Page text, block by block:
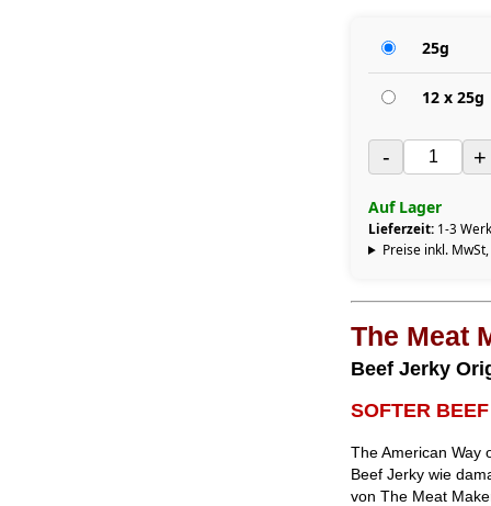
25g
12 x 25g
- +
Auf Lager
Lieferzeit: 1-3
Preise inkl.
The Meat
Beef Jerky
SOFTER
The American Way
Beef Jerky wie
von The Meat